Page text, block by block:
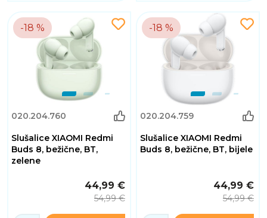
-18 %
020.204.760
Slušalice XIAOMI Redmi
Buds 8, bežične, BT,
zelene
44,99 €
54,99 €
-18 %
020.204.759
Slušalice XIAOMI Redmi
Buds 8, bežične, BT, bijele
44,99 €
54,99 €